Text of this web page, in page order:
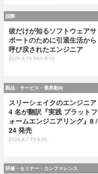
国際
彼だけが知るソフトウェアサ
ポートのために引退生活から
呼び戻されたエンジニア
2026.8.10 Mon 8:10
製品・サービス・業界動向
スリーシェイクのエンジニア
4 名が翻訳『実践 プラットフ
ォームエンジニアリング』8 /
24 発売
2026.8.7 Fri 8:00
研修・セミナー・カンファレンス